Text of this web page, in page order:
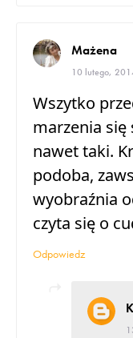
Mażena
10 lutego,
Wszytko
marzenia się
nawet taki.
podoba,
wyobraźnia
czyta się o
Odpowiedz